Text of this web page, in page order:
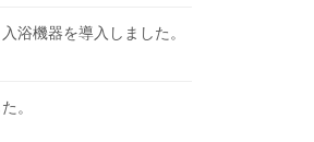
浴機器を導入しました。
。